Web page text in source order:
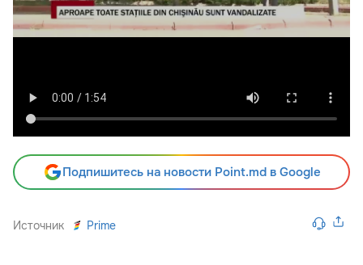
Подпишитесь на новости Point.md в Google
Источник Prime